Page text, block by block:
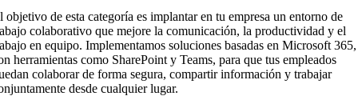
objetivo de esta categoría es implantar en tu empresa un entorno de
colaborativo que mejore la comunicación, la productividad y el
en equipo. Implementamos soluciones basadas en Microsoft 365,
herramientas como SharePoint y Teams, para que tus empleados
colaborar de forma segura, compartir información y trabajar
desde cualquier lugar.